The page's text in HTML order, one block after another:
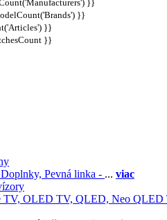
}}
}}
}}
}}
Pevná linka - ... viac
TV, OLED TV, QLED, Neo QLED